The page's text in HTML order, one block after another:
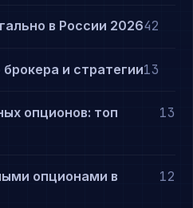
в России 202642
и стратегии13
опционов: топ
13
опционами в
12